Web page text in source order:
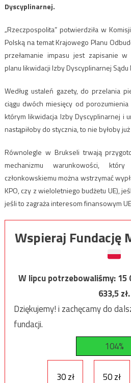
Dyscyplinarnej.
„Rzeczpospolita” potwierdziła w
Polską na temat Krajowego Planu
przełamanie impasu jest zapisanie w
planu likwidacji Izby Dyscyplinarnej Sądu
Według ustaleń gazety, do przelania
ciągu dwóch miesięcy od
którym likwidacja Izby Dyscyplinarnej i
nastąpiłoby do stycznia, to nie byłoby
Równolegle w Brukseli trwają
mechanizmu warunkowości,
członkowskiemu można wstrzymać
KPO, czy z wieloletniego budżetu UE),
jeśli to zagraża interesom finansowym
Wspieraj Fundację
W lipcu potrzebowaliśmy:15
633,5zł.
Dziękujemy! i zachęcamy do
fundacji.
104%
30 zł 50 zł